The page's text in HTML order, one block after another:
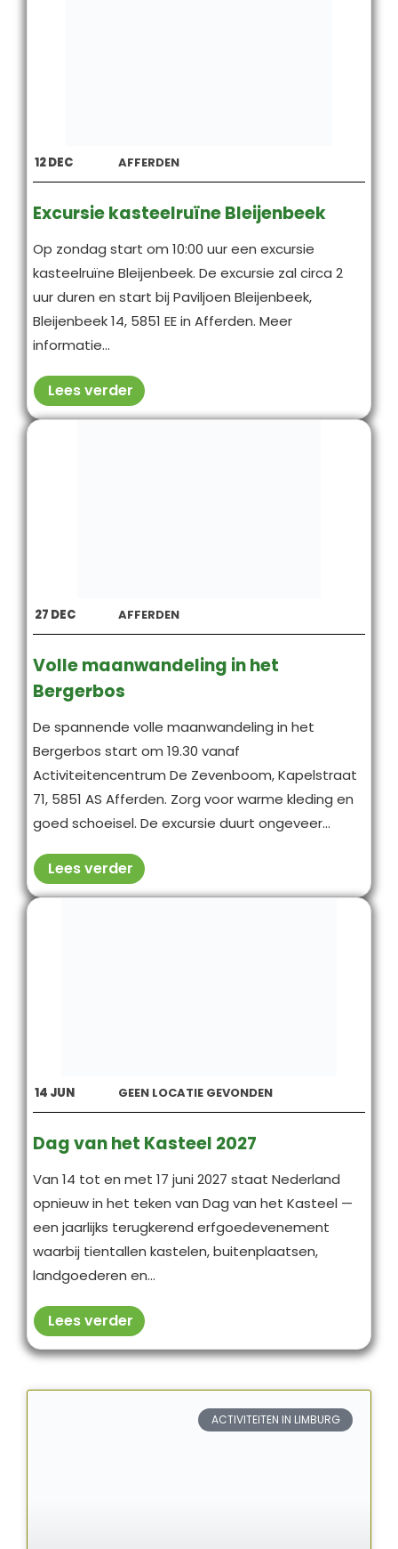
12DEC AFFERDEN
Excursie kasteelruïne Bleijenbeek
Op zondag start om 10:00 uur een excursie
kasteelruïne Bleijenbeek. De excursie zal circa 2
uur duren en start bij Paviljoen Bleijenbeek,
Bleijenbeek 14, 5851 EE in Afferden. Meer
informatie...
Lees verder
27 DEC AFFERDEN
Volle maanwandeling in het
Bergerbos
De spannende volle maanwandeling in het
Bergerbos start om 19.30 vanaf
Activiteitencentrum De Zevenboom, Kapelstraat
71, 5851 AS Afferden. Zorg voor warme kleding en
goed schoeisel. De excursie duurt ongeveer...
Lees verder
14 JUN GEEN LOCATIE GEVONDEN
Dag van het Kasteel 2027
Van 14 tot en met 17 juni 2027 staat Nederland
opnieuw in het teken van Dag van het Kasteel —
een jaarlijks terugkerend erfgoedevenement
waarbij tientallen kastelen, buitenplaatsen,
landgoederen en...
Lees verder
ACTIVITEITEN IN LIMBURG